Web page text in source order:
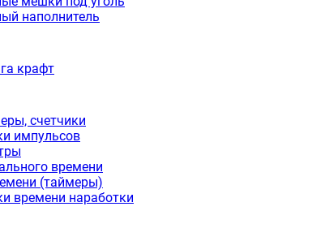
мотор-редукторы INNORED MC
INNORED
INNORED
наполнитель
крафт
счетчики
импульсов
времени
(таймеры)
времени наработки